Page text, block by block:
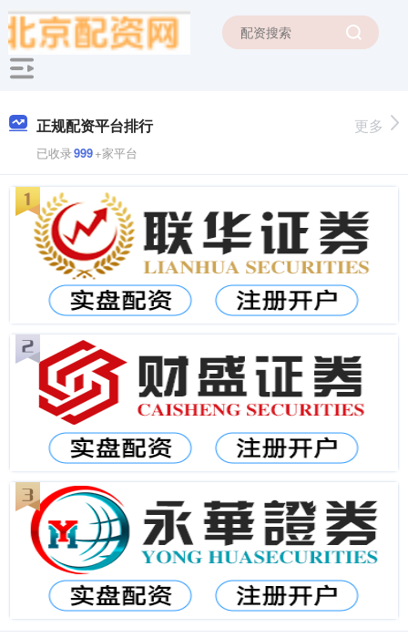
正规配资平台排行
已收录999+家平台
更多